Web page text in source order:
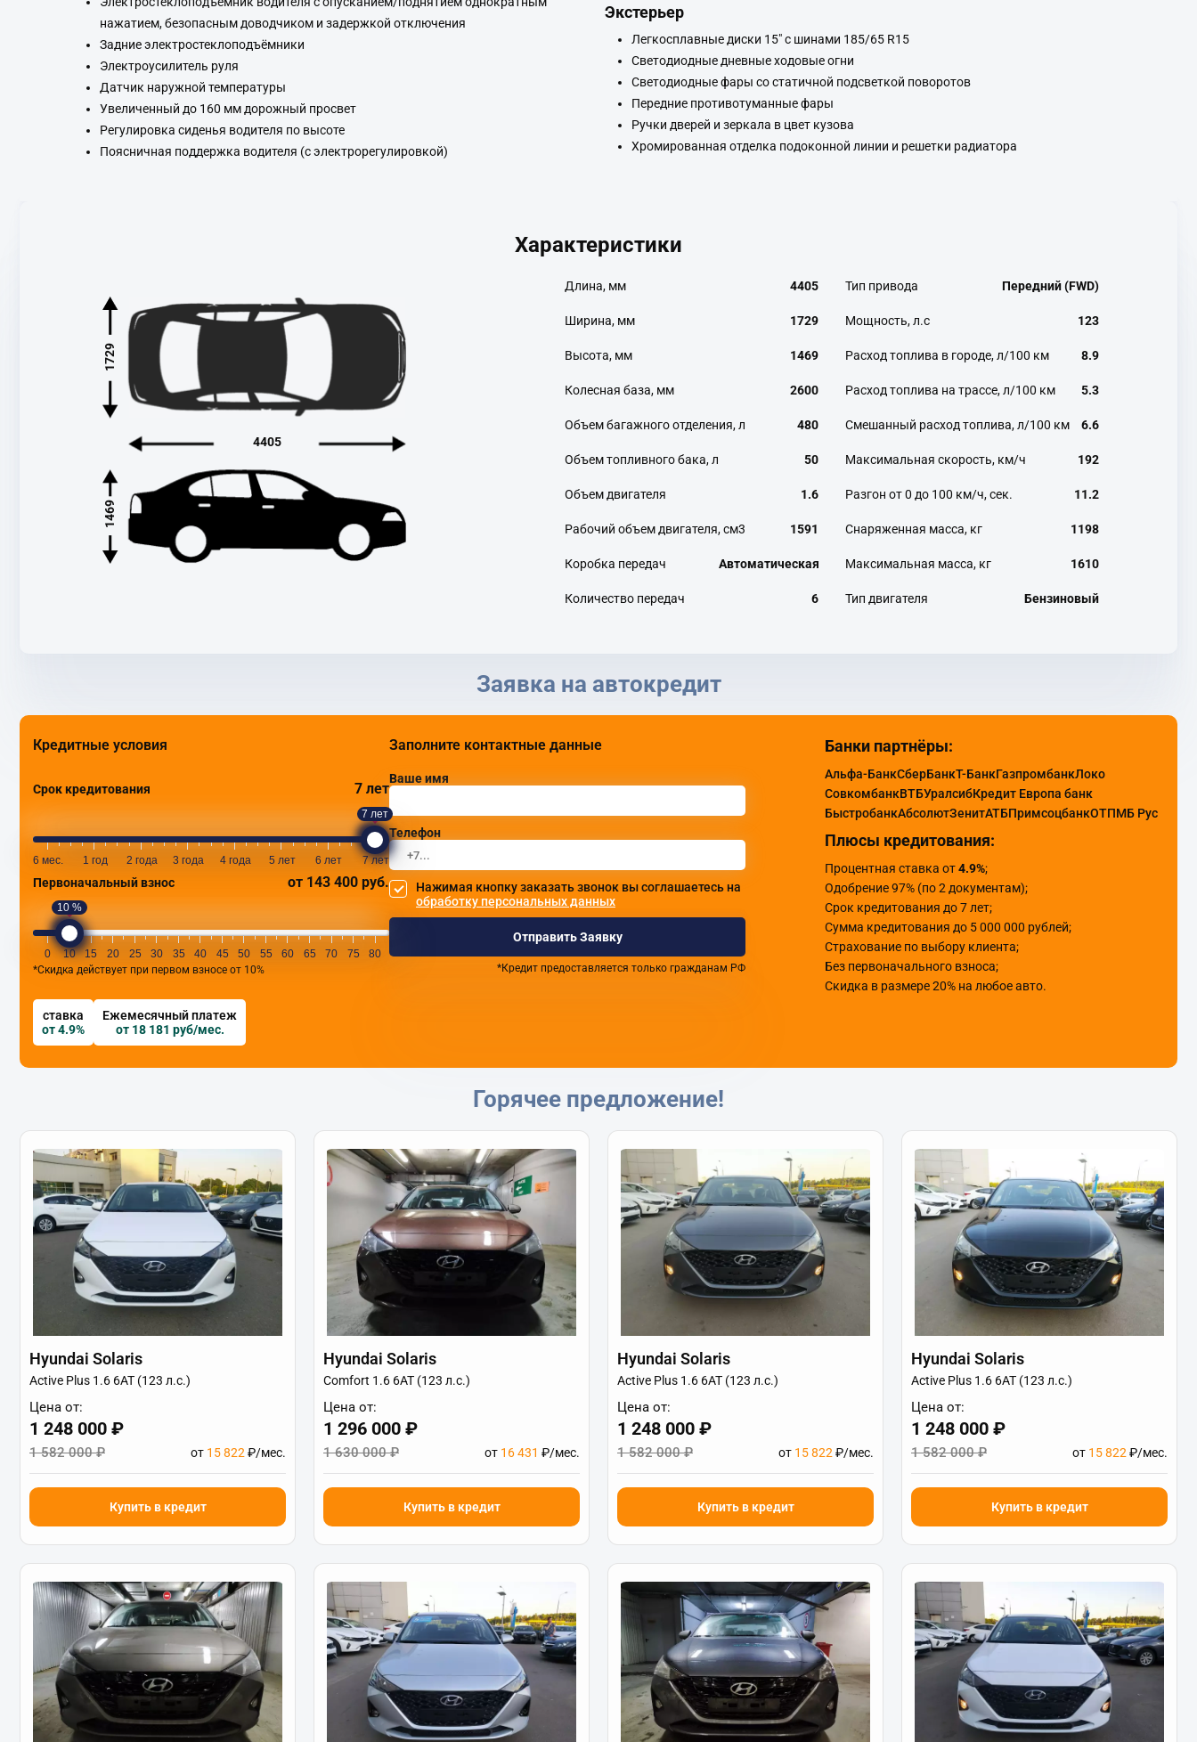
нажатием, безопасным доводчиком и задержкой отключения
Задние электростеклоподъёмники
Электроусилитель руля
Датчик наружной температуры
Увеличенный до 160 мм дорожный просвет
Регулировка сиденья водителя по высоте
Поясничная поддержка водителя (с электрорегулировкой)
Экстерьер
Легкосплавные диски 15" с шинами 185/65 R15
Светодиодные дневные ходовые огни
Светодиодные фары со статичной подсветкой поворотов
Передние противотуманные фары
Ручки дверей и зеркала в цвет кузова
Хромированная отделка подоконной линии и решетки радиатора
Характеристики
4405
1729
1469
Длина, мм
Ширина, мм
Высота, мм
Колесная база, мм
Объем багажного отделения, л
Объем топливного бака, л
Объем двигателя
Рабочий объем двигателя, см3
Коробка передач
Количество передач
4405
1729
1469
2600
480
50
1.6
1591
Автоматическая
6
Тип привода
Мощность, л.с
Расход топлива в городе, л/100 км
Расход топлива на трассе, л/100 км
Смешанный расход топлива, л/100 км
Максимальная скорость, км/ч
Разгон от 0 до 100 км/ч, сек.
Снаряженная масса, кг
Максимальная масса, кг
Тип двигателя
Передний (FWD)
123
8.9
5.3
6.6
192
11.2
1198
1610
Бензиновый
Заявка на автокредит
Кредитные условия
Срок кредитования 7 лет
7 лет
6 мес. 1 год 2 года 3 года 4 года 5 лет 6 лет 7 лет
Первоначальный взнос от 143 400 руб.
10 %
0 10 15 20 25 30 35 40 45 50 55 60 65 70 75
80
*Скидка действует при первом взносе от 10%
ставка
от 4.9%
Ежемесячный платеж
от 18 181 руб/мес.
Заполните контактные данные
Ваше имя
Телефон
Нажимая кнопку заказать звонок вы соглашаетесь на
обработку персональных данных
Отправить Заявку
*Кредит предоставляется только гражданам РФ
Банки партнёры:
Альфа-БанкСберБанкТ-БанкГазпромбанкЛоко
СовкомбанкВТБУралсибКредит Европа банк
БыстробанкАбсолютЗенитАТБПримсоцбанкОТПМБ Рус
Плюсы кредитования:
Процентная ставка от4.9%;
Одобрение 97% (по 2 документам);
Срок кредитования до 7 лет;
Сумма кредитования до 5 000 000 рублей;
Страхование по выбору клиента;
Без первоначального взноса;
Скидка в размере 20% на любое авто.
Горячее предложение!
Hyundai Solaris
Active Plus 1.6 6АТ (123 л.с.)
Цена от:
1 248 000 ₽
1 582 000 ₽ от 15 822 ₽/мес.
Купить в кредит
Hyundai Solaris
Comfort 1.6 6АТ (123 л.с.)
Цена от:
1 296 000 ₽
1 630 000 ₽ от 16 431 ₽/мес.
Купить в кредит
Hyundai Solaris
Active Plus 1.6 6АТ (123 л.с.)
Цена от:
1 248 000 ₽
1 582 000 ₽ от 15 822 ₽/мес.
Купить в кредит
Hyundai Solaris
Active Plus 1.6 6АТ (123 л.с.)
Цена от:
1 248 000 ₽
1 582 000 ₽ от 15 822 ₽/мес.
Купить в кредит